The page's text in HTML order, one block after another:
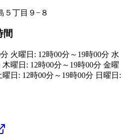
５丁目９−８
間
火曜日: 12時00分～19時00分 水
曜日: 12時00分～19時00分 金曜
日: 12時00分～19時00分 日曜日: